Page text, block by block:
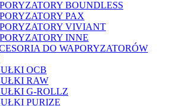
BOUNDLESS
PAX
VIVIANT
INNE
DO WAPORYZATORÓW
OCB
RAW
G-ROLLZ
PURIZE